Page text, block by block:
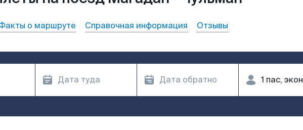
о маршруте Справочная информация Отзывы